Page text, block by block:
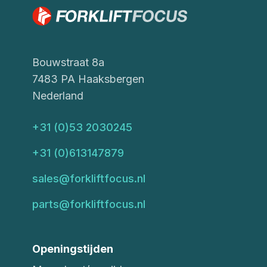
Bouwstraat 8a
7483 PA Haaksbergen
Nederland
+31 (0)53 2030245
+31 (0)613147879
sales@forkliftfocus.nl
parts@forkliftfocus.nl
Openingstijden